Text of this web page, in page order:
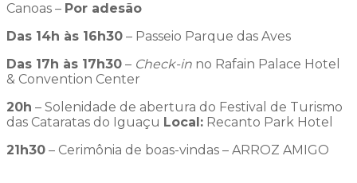
Canoas – Por adesão
Das 14h às 16h30 – Passeio Parque das Aves
Das 17h às 17h30 – Check-in no Rafain Palace Hotel
& Convention Center
20h – Solenidade de abertura do Festival de Turismo
das Cataratas do Iguaçu Local: Recanto Park Hotel
21h30 – Cerimônia de boas-vindas – ARROZ AMIGO